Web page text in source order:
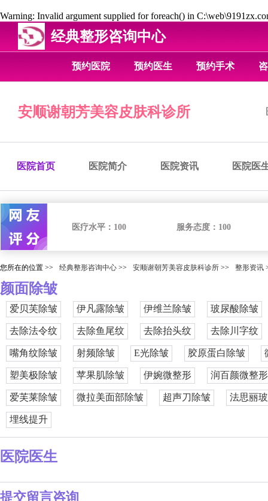
Warning: Invalid argument supplied for foreach() in
经典整形咨询中心
预约医院 预约医生 预约手术
安顺谢朝芳美容皮肤科诊所
医院首页 医院简介 医院资讯 医院医
医疗水平： 100 服务态度： 100
您所在的位置 >> 经典整形咨询中心 >> 安顺谢朝芳美容皮肤科诊所 >> 整形资讯
颜面除皱
爱贝芙除皱 伊凡露除皱 伊维兰除皱 玻尿酸除皱
去除法令纹 去除鱼尾纹 去除抬头纹 去除川字纹
嘴角纹除皱 射频除皱 E光除皱 胶原蛋白除皱
塑美极除皱 苹果肌除皱 伊婉微整形 润百颜微整形
爱芙莱除皱 微拉美面部除皱 超声刀除皱 法思丽
埋线提升
医院医生
提交留言咨询